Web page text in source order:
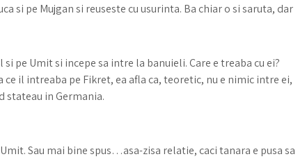
si pe Mujgan si reuseste cu usurinta. Ba chiar o si saruta, dar
pe Umit si incepe sa intre la banuieli. Care e treaba cu ei?
il intreaba pe Fikret, ea afla ca, teoretic, nu e nimic intre ei,
stateau in Germania.
Sau mai bine spus…asa-zisa relatie, caci tanara e pusa sa